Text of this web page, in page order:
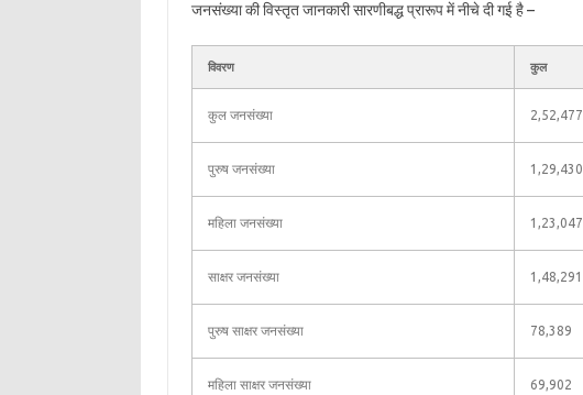
जनसंख्या की विस्तृत जानकारी सारणीबद्ध प्रारूप में नीचे दी गई है –
विवरण कुल
कुल जनसंख्या 2,52,477
पुरुष जनसंख्या 1,29,430
महिला जनसंख्या 1,23,047
साक्षर जनसंख्या 1,48,291
पुरुष साक्षर जनसंख्या 78,389
महिला साक्षर जनसंख्या 69,902